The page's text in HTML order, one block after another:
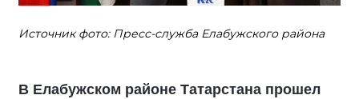
Источник фото: Пресс-служба Елабужского района
В Елабужском районе Татарстана прошел